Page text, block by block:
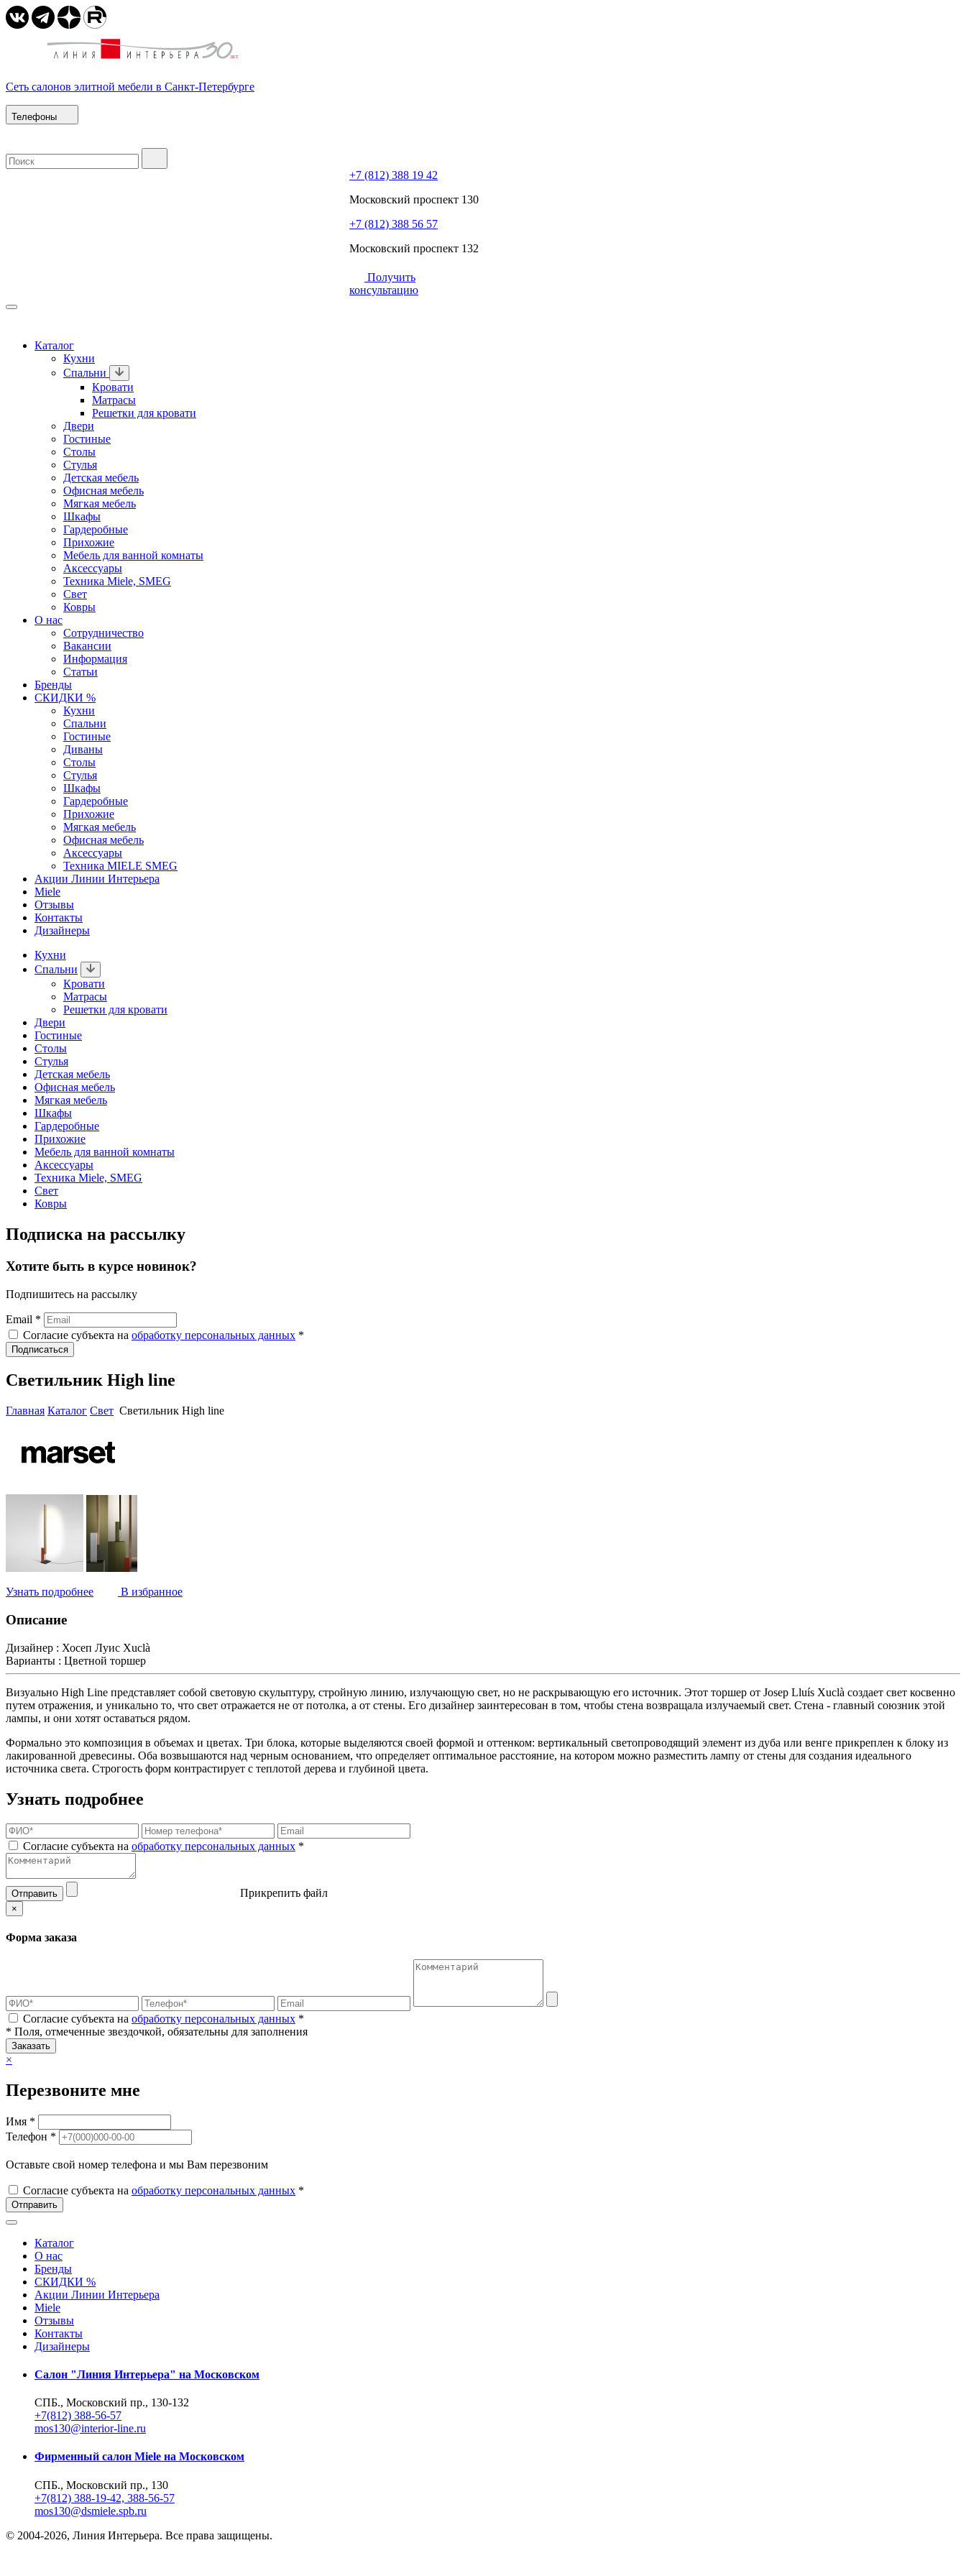
Сеть салонов элитной мебели в Санкт-Петербурге
Телефоны
+7 (812) 388 19 42
Московский проспект 130
+7 (812) 388 56 57
Московский проспект 132
Получить
консультацию
Каталог
Кухни
Спальни
Кровати
Матрасы
Решетки для кровати
Двери
Гостиные
Столы
Стулья
Детская мебель
Офисная мебель
Мягкая мебель
Шкафы
Гардеробные
Прихожие
Мебель для ванной комнаты
Аксессуары
Техника Miele, SMEG
Свет
Ковры
О нас
Сотрудничество
Вакансии
Информация
Статьи
Бренды
СКИДКИ %
Кухни
Спальни
Гостиные
Диваны
Столы
Стулья
Шкафы
Гардеробные
Прихожие
Мягкая мебель
Офисная мебель
Аксессуары
Техника MIELE SMEG
Акции Линии Интерьера
Miele
Отзывы
Контакты
Дизайнеры
Кухни
Спальни
Кровати
Матрасы
Решетки для кровати
Двери
Гостиные
Столы
Стулья
Детская мебель
Офисная мебель
Мягкая мебель
Шкафы
Гардеробные
Прихожие
Мебель для ванной комнаты
Аксессуары
Техника Miele, SMEG
Свет
Ковры
Подписка на рассылку
Хотите быть в курсе новинок?
Подпишитесь на рассылку
Email *
Согласие субъекта на обработку персональных данных *
Подписаться
Светильник Нigh line
Главная Каталог Свет Светильник Нigh line
Узнать подробнее В избранное
Описание
Дизайнер : Хосеп Луис Xuclà
Варианты : Цветной торшер
Визуально High Line представляет собой световую скульптуру, стройную линию, излучающую свет, но не раскрывающую его источник. Этот торшер от Josep Lluís Xuclà создает свет косвенно
путем отражения, и уникально то, что свет отражается не от потолка, а от стены. Его дизайнер заинтересован в том, чтобы стена возвращала излучаемый свет. Стена - главный союзник этой
лампы, и они хотят оставаться рядом.
Формально это композиция в объемах и цветах. Три блока, которые выделяются своей формой и оттенком: вертикальный светопроводящий элемент из дуба или венге прикреплен к блоку из
лакированной древесины. Оба возвышаются над черным основанием, что определяет оптимальное расстояние, на котором можно разместить лампу от стены для создания идеального
источника света. Строгость форм контрастирует с теплотой дерева и глубиной цвета.
Узнать подробнее
Согласие субъекта на обработку персональных данных *
Отправить Прикрепить файл
×
Форма заказа
Согласие субъекта на обработку персональных данных *
* Поля, отмеченные звездочкой, обязательны для заполнения
Заказать
×
Перезвоните мне
Имя *
Телефон *
Оставьте свой номер телефона и мы Вам перезвоним
Согласие субъекта на обработку персональных данных *
Отправить
Каталог
О нас
Бренды
СКИДКИ %
Акции Линии Интерьера
Miele
Отзывы
Контакты
Дизайнеры
Салон "Линия Интерьера" на Московском
СПБ., Московский пр., 130-132
+7(812) 388-56-57
mos130@interior-line.ru
Фирменный салон Miele на Московском
СПБ., Московский пр., 130
+7(812) 388-19-42, 388-56-57
mos130@dsmiele.spb.ru
© 2004-2026, Линия Интерьера. Все права защищены.